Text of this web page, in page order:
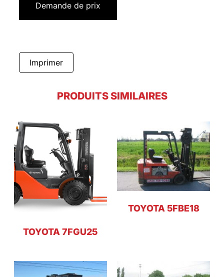
Demande de prix
Imprimer
PRODUITS SIMILAIRES
TOYOTA 7FGU25
TOYOTA 5FBE18